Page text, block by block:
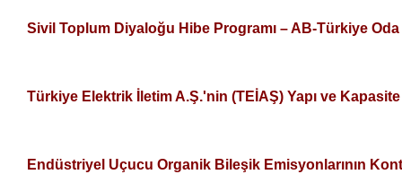
Sivil Toplum Diyaloğu Hibe Programı – AB-Türkiye
Türkiye Elektrik İletim A.Ş.'nin (TEİAŞ) Yapı ve Kapasite
Endüstriyel Uçucu Organik Bileşik Emisyonlarının